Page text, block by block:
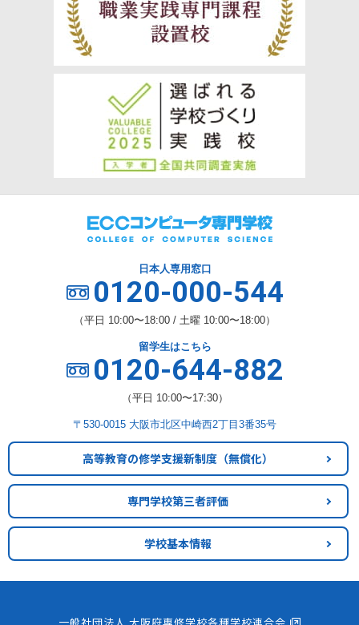
日本人専用窓口
0120-000-544
（平日 10:00〜18:00 / 土曜 10:00〜18:00）
留学生はこちら
0120-644-882
（平日 10:00〜17:30）
〒530-0015 大阪市北区中崎西2丁目3番35号
高等教育の修学支援新制度 （無償化）
専門学校第三者評価
学校基本情報